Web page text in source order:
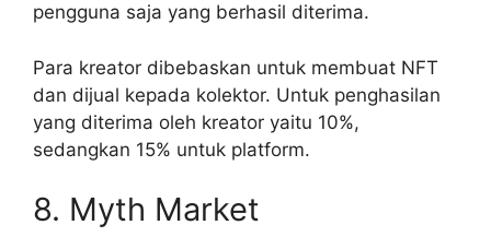
pengguna saja yang berhasil diterima.
Para kreator dibebaskan untuk membuat NFT
dan dijual kepada kolektor. Untuk penghasilan
yang diterima oleh kreator yaitu 10%,
sedangkan 15% untuk platform.
8. Myth Market